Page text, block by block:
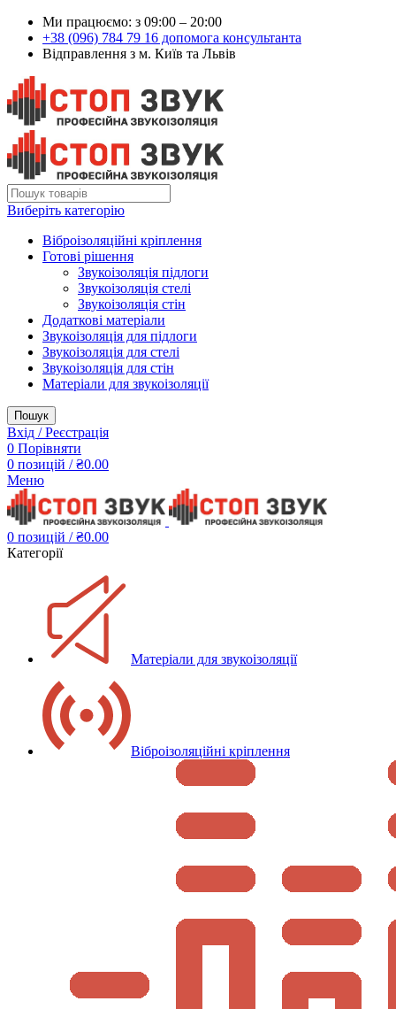
Ми працюємо: з 09:00 – 20:00
+38 (096) 784 79 16 допомога консультанта
Відправлення з м. Київ та Львів
Виберіть категорію
Віброізоляційні кріплення
Готові рішення
Звукоізоляція підлоги
Звукоізоляція стелі
Звукоізоляція стін
Додаткові матеріали
Звукоізоляція для підлоги
Звукоізоляція для стелі
Звукоізоляція для стін
Матеріали для звукоізоляції
Пошук
Вхід / Реєстрація
0 Порівняти
0 позицій / ₴0.00
Меню
0 позицій / ₴0.00
Категорії
Матеріали для звукоізоляції
Віброізоляційні кріплення